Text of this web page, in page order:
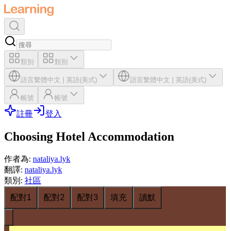
類別 類別
語言繁體中文 英語(美式) 語言繁體中文 英語(美式)
帳號 帳號
註冊 登入
Choosing Hotel Accommodation
作者為: nataliya.lyk
翻譯: nataliya.lyk
類別 : 社區
配對1
配對2 配對3 填充 讀默